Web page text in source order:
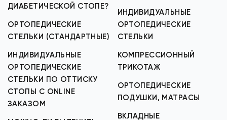
ДИАБЕТИЧЕСКОЙ СТОПЕ?
ОРТОПЕДИЧЕСКИЕ
СТЕЛЬКИ (СТАНДАРТНЫЕ)
ИНДИВИДУАЛЬНЫЕ
ОРТОПЕДИЧЕСКИЕ
СТЕЛЬКИ ПО ОТТИСКУ
СТОПЫ С ONLINE
ЗАКАЗОМ
ИНДИВИДУАЛЬНЫЕ
ОРТОПЕДИЧЕСКИЕ
СТЕЛЬКИ
КОМПРЕССИОННЫЙ
ТРИКОТАЖ
ОРТОПЕДИЧЕСКИЕ
ПОДУШКИ, МАТРАСЫ
ВКЛАДНЫЕ